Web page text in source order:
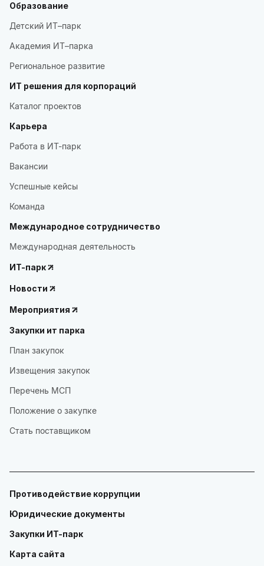
Образование
Детский ИТ–парк
Академия ИТ–парка
Региональное развитие
ИТ решения для корпораций
Каталог проектов
Карьера
Работа в ИТ-парк
Вакансии
Успешные кейсы
Команда
Международное сотрудничество
Международная деятельность
ИТ-парк
Новости
Мероприятия
Закупки ит парка
План закупок
Извещения закупок
Перечень МСП
Положение о закупке
Стать поставщиком
Противодействие коррупции
Юридические документы
Закупки ИТ-парк
Карта сайта